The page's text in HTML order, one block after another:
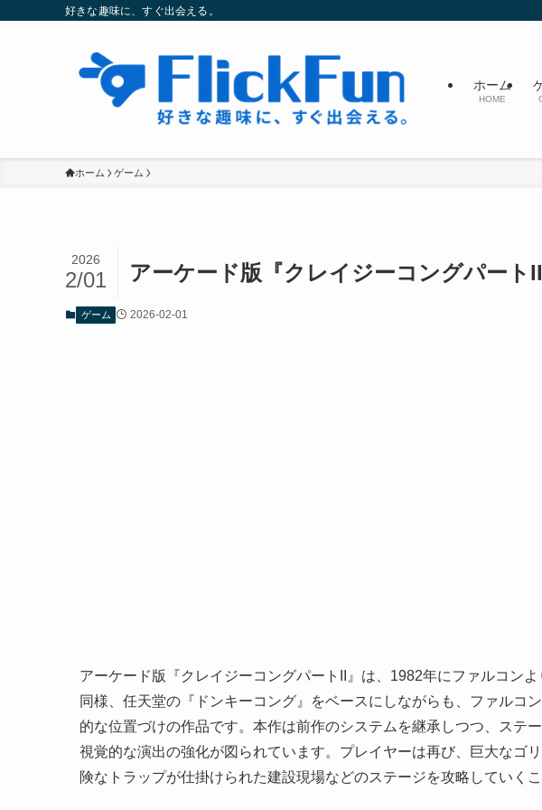
好きな趣味に、すぐ出会える。
ホーム
HOME
ホーム ゲーム
アーケード版『クレイジーコングパート
2026
2/01
ゲーム 2026-02-01
アーケード版『クレイジーコングパートII』は、1982年にファルコン
同様、任天堂の『ドンキーコング』をベースにしながらも、ファルコ
的な位置づけの作品です。本作は前作のシステムを継承しつつ、ステ
視覚的な演出の強化が図られています。プレイヤーは再び、巨大なゴ
険なトラップが仕掛けられた建設現場などのステージを攻略していくこ